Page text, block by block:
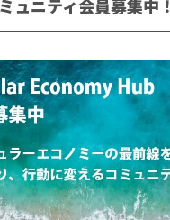
ュニティ会員募集中！